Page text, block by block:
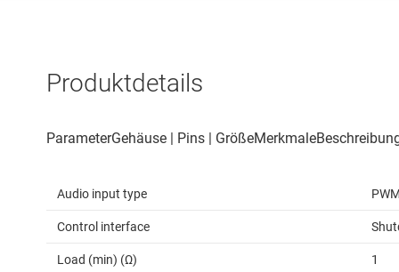
Produktdetails
Audio input type PWM
Control interface
Load (min) (Ω) 1